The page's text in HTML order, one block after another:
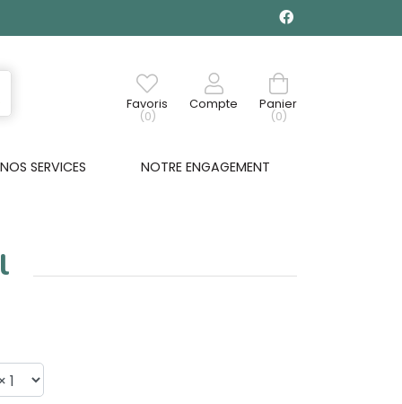
Favoris
(0)
Compte
Panier
(0)
NOS SERVICES NOTRE ENGAGEMENT